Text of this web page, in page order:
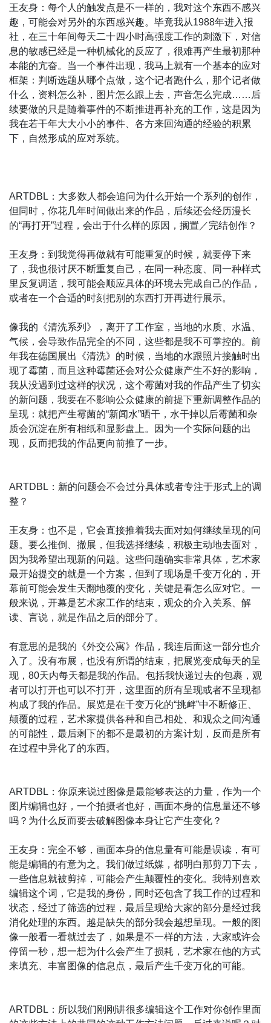
王友身：每个人的触发点是不一样的，我对这个东西不感兴
趣，可能会对另外的东西感兴趣。毕竟我从1988年进入报
社，在三十年间每天二十四小时高强度工作的刺激下，对信
息的敏感已经是一种机械化的反应了，很难再产生最初那种
本能的亢奋。当一个事件出现，我马上就有一个基本的应对
框架：判断选题从哪个点做，这个记者跑什么，那个记者做
什么，资料怎么补，图片怎么跟上去，声音怎么完成……后
续要做的只是随着事件的不断推进再补充的工作，这是因为
我在若干年大大小小的事件、各方来回沟通的经验的积累
下，自然形成的应对系统。
ARTDBL：大多数人都会追问为什么开始一个系列的创作，
但同时，你花几年时间做出来的作品，后续还会经历漫长
的“再打开”过程，会出于什么样的原因，搁置／完结创作？
王友身：到我觉得再做就有可能重复的时候，就要停下来
了，我也很讨厌不断重复自己，在同一种态度、同一种样式
里反复调适，我可能会顺应具体的环境去完成自己的作品，
或者在一个合适的时刻把别的东西打开再进行展示。
像我的《清洗系列》，离开了工作室，当地的水质、水温、
气候，会导致作品完全的不同，这些都是我不可掌控的。前
年我在德国展出《清洗》的时候，当地的水跟照片接触时出
现了霉菌，而且这种霉菌还会对公众健康产生不好的影响，
我从没遇到过这样的状况，这个霉菌对我的作品产生了切实
的新问题，我要在不影响公众健康的前提下重新调整作品的
呈现：就把产生霉菌的“新闻水”晒干，水干掉以后霉菌和杂
质会沉淀在所有相纸和显影盘上。因为一个实际问题的出
现，反而把我的作品更向前推了一步。
ARTDBL：新的问题会不会过分具体或者专注于形式上的调
整？
王友身：也不是，它会直接推着我去面对如何继续呈现的问
题。要么推倒、撤展，但我选择继续，积极主动地去面对，
因为我希望出现新的问题。这些问题确实非常具体，艺术家
最开始提交的就是一个方案，但到了现场是千变万化的，开
幕前可能会发生天翻地覆的变化，关键是看怎么应对它。一
般来说，开幕是艺术家工作的结束，观众的介入关系、解
读、言说，就是作品之后的部分了。
有意思的是我的《外交公寓》作品，我连后面这一部分也介
入了。没有布展，也没有所谓的结束，把展览变成每天的呈
现，80天内每天都是我的作品。包括我快递过去的包裹，观
者可以打开也可以不打开，这里面的所有呈现或者不呈现都
构成了我的作品。展览是在千变万化的“挑衅”中不断修正、
颠覆的过程，艺术家提供各种和自己相处、和观众之间沟通
的可能性，最后剩下的都不是最初的方案计划，反而是所有
在过程中异化了的东西。
ARTDBL：你原来说过图像是最能够表达的力量，作为一个
图片编辑也好，一个拍摄者也好，画面本身的信息量还不够
吗？为什么反而要去破解图像本身让它产生变化？
王友身：完全不够，画面本身的信息量有可能是误读，有可
能是编辑的有意为之。我们做过纸媒，都明白那剪刀下去，
一些信息就被剪掉，可能会产生颠覆性的变化。我特别喜欢
编辑这个词，它是我的身份，同时还包含了我工作的过程和
状态，经过了筛选的过程，最后呈现给大家的部分是经过我
消化处理的东西。越是缺失的部分我会越想呈现。一般的图
像一般看一看就过去了，如果是不一样的方法，大家或许会
停留一秒，想一想为什么会产生了损耗，艺术家在他的方式
来填充、丰富图像的信息点，最后产生千变万化的可能。
ARTDBL：所以我们刚刚讲很多编辑这个工作对你创作里面